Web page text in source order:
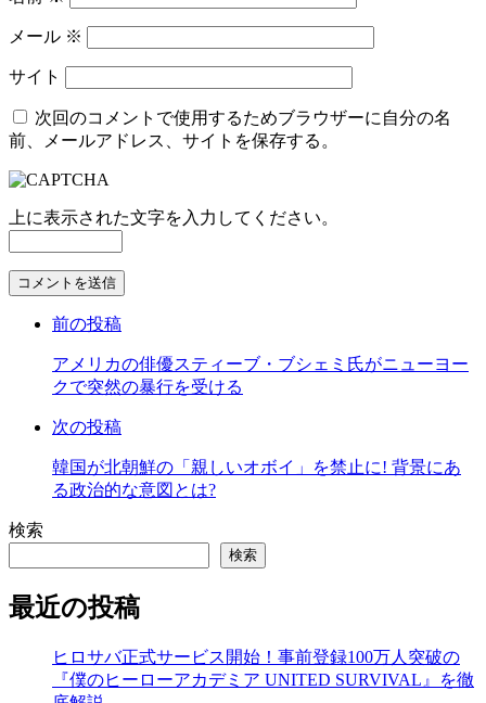
メール ※
サイト
次回のコメントで使用するためブラウザーに自分の名
前、メールアドレス、サイトを保存する。
上に表示された文字を入力してください。
コ
す
る
前の投稿
アメリカの俳優スティーブ・ブシェミ氏がニューヨー
クで突然の暴行を受ける
次の投稿
韓国が北朝鮮の「親しいオボイ」を禁止に! 背景にあ
る政治的な意図とは?
検索
検索
最近の投稿
ヒロサバ正式サービス開始！事前登録100万人突破の
『僕のヒーローアカデミア UNITED SURVIVAL』を徹